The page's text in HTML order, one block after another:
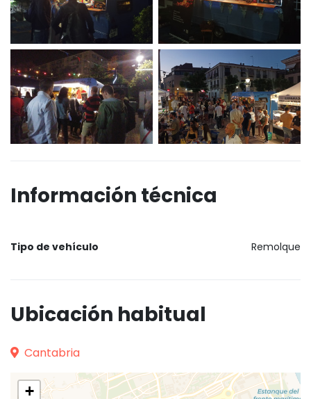
Información técnica
Tipo de vehículo Remolque
Ubicación habitual
Cantabria
+